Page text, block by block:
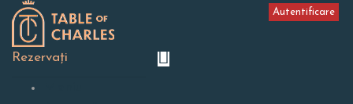
Autentificare
Rezervați